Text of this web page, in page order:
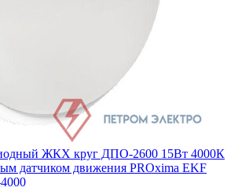
ЖКХ круг ДПО-2600 15Вт 4000К
датчиком движения PROxima EKF